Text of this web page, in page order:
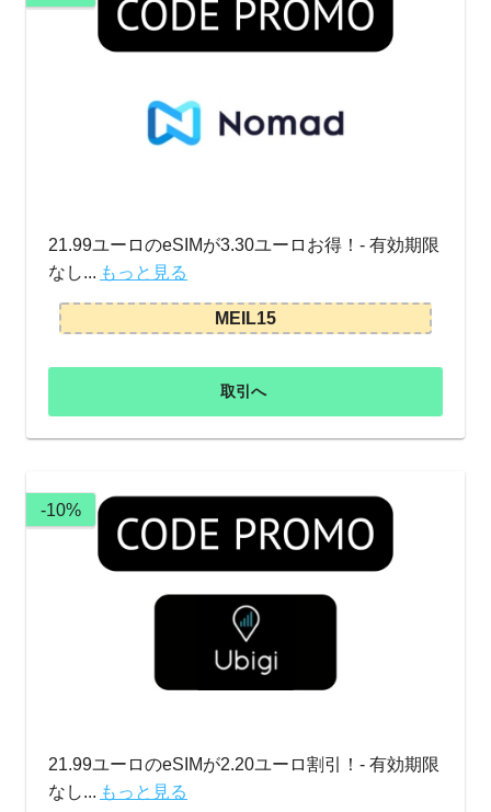
21.99ユーロのeSIMが3.30ユーロお得！- 有効期限
なし... もっと見る
MEIL15
取引へ
-10%
21.99ユーロのeSIMが2.20ユーロ割引！- 有効期限
なし... もっと見る